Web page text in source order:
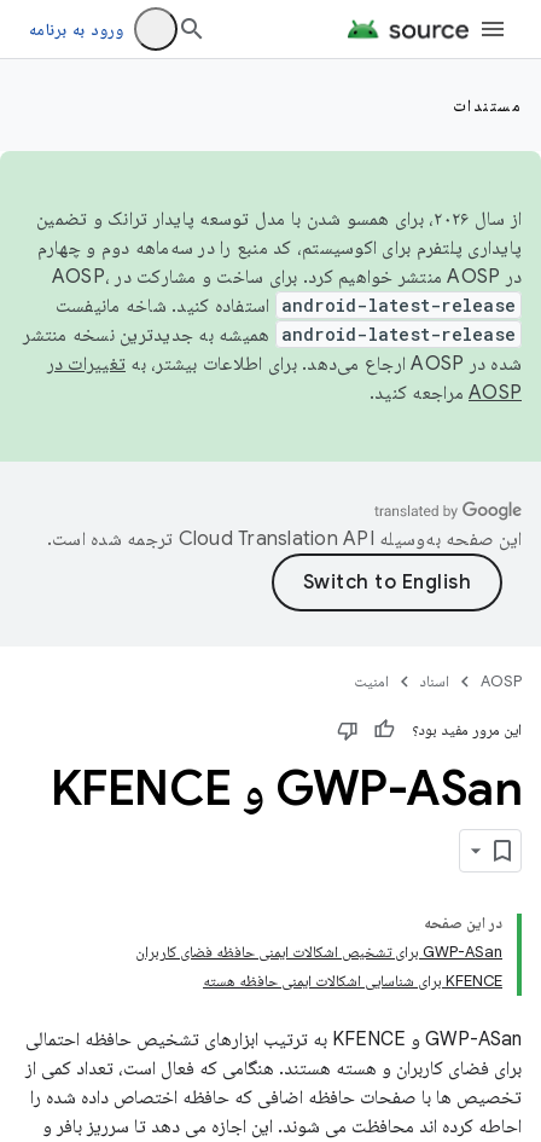
ورود به برنامه
مستندات
از سال ۲۰۲۶، برای همسو شدن با مدل توسعه پایدار ترانک و تضمین
پایداری پلتفرم برای اکوسیستم، کد منبع را در سه‌ماهه دوم و چهارم
در AOSP منتشر خواهیم کرد. برای ساخت و مشارکت در AOSP،
android-latest-release استفاده کنید. شاخه مانیفست
android-latest-release
همیشه به جدیدترین نسخه منتشر
شده در AOSP ارجاع می‌دهد. برای اطلاعات بیشتر، به
تغییرات در
AOSP مراجعه کنید.
این صفحه به‌وسیله ترجمه شده است.
AOSP اسناد امنیت
این مرور مفید بود؟
GWP-ASan و KFENCE
در این صفحه
GWP-ASan برای تشخیص اشکالات ایمنی حافظه فضای کاربران
KFENCE برای شناسایی اشکالات ایمنی حافظه هسته
GWP-ASan و KFENCE به ترتیب ابزارهای تشخیص حافظه احتمالی
برای فضای کاربران و هسته هستند. هنگامی که فعال است، تعداد کمی از
تخصیص ها با صفحات حافظه اضافی که حافظه اختصاص داده شده را
احاطه کرده اند محافظت می شوند. این اجازه می دهد تا سرریز بافر و